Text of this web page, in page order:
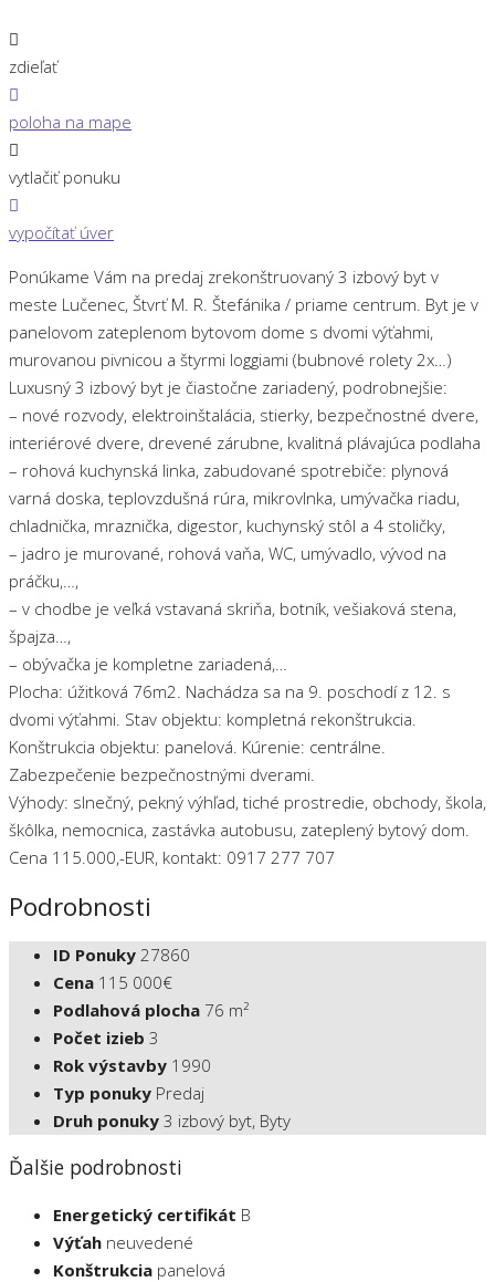
zdieľať
poloha na mape
vytlačiť ponuku
vypočítať úver
Ponúkame Vám na predaj zrekonštruovaný 3 izbový byt v
meste Lučenec, Štvrť M. R. Štefánika / priame centrum. Byt je v
panelovom zateplenom bytovom dome s dvomi výťahmi,
murovanou pivnicou a štyrmi loggiami (bubnové rolety 2x…)
Luxusný 3 izbový byt je čiastočne zariadený, podrobnejšie:
– nové rozvody, elektroinštalácia, stierky, bezpečnostné dvere,
interiérové dvere, drevené zárubne, kvalitná plávajúca podlaha
– rohová kuchynská linka, zabudované spotrebiče: plynová
varná doska, teplovzdušná rúra, mikrovlnka, umývačka riadu,
chladnička, mraznička, digestor, kuchynský stôl a 4 stoličky,
– jadro je murované, rohová vaňa, WC, umývadlo, vývod na
práčku,…,
– v chodbe je veľká vstavaná skriňa, botník, vešiaková stena,
špajza…,
– obývačka je kompletne zariadená,…
Plocha: úžitková 76m2. Nachádza sa na 9. poschodí z 12. s
dvomi výťahmi. Stav objektu: kompletná rekonštrukcia.
Konštrukcia objektu: panelová. Kúrenie: centrálne.
Zabezpečenie bezpečnostnými dverami.
Výhody: slnečný, pekný výhľad, tiché prostredie, obchody, škola,
škôlka, nemocnica, zastávka autobusu, zateplený bytový dom.
Cena 115.000,-EUR, kontakt: 0917 277 707
Podrobnosti
ID Ponuky 27860
Cena 115 000€
Podlahová plocha 76 m²
Počet izieb 3
Rok výstavby 1990
Typ ponuky Predaj
Druh ponuky 3 izbový byt, Byty
Ďalšie podrobnosti
Energetický certifikát B
Výťah neuvedené
Konštrukcia panelová